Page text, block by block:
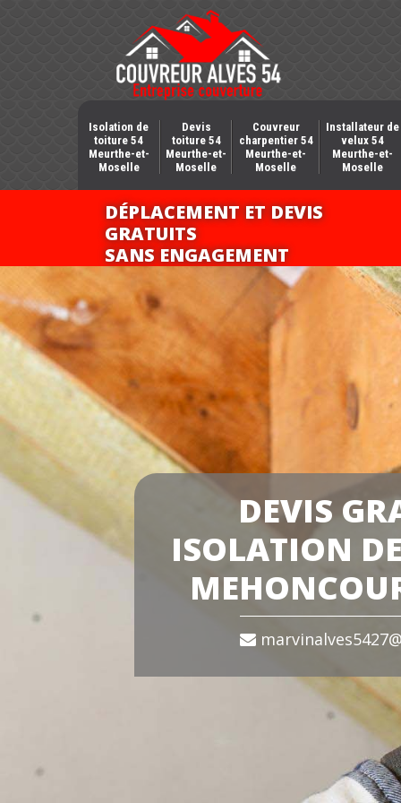
Isolation de
toiture 54
Meurthe-et-
Moselle
Devis
toiture 54
Meurthe-et-
Moselle
Couvreur
charpentier 54
Meurthe-et-
Moselle
Installateur de
velux 54
Meurthe-et-
Moselle
DÉPLACEMENT ET DEVIS
GRATUITS
SANS ENGAGEMENT
DEVIS
ISOLATION